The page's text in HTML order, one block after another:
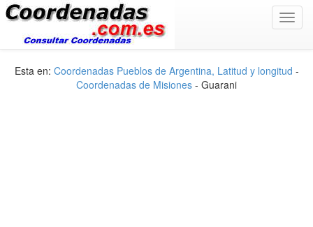
Esta en: Coordenadas Pueblos de Argentina, Latitud y longitud -
Coordenadas de Misiones - Guarani